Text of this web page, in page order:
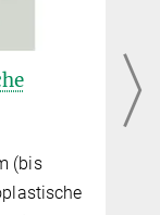
(bis